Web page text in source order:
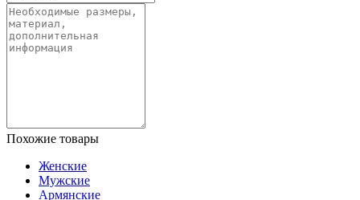
Похожие товары
Женские
Мужские
Армянские